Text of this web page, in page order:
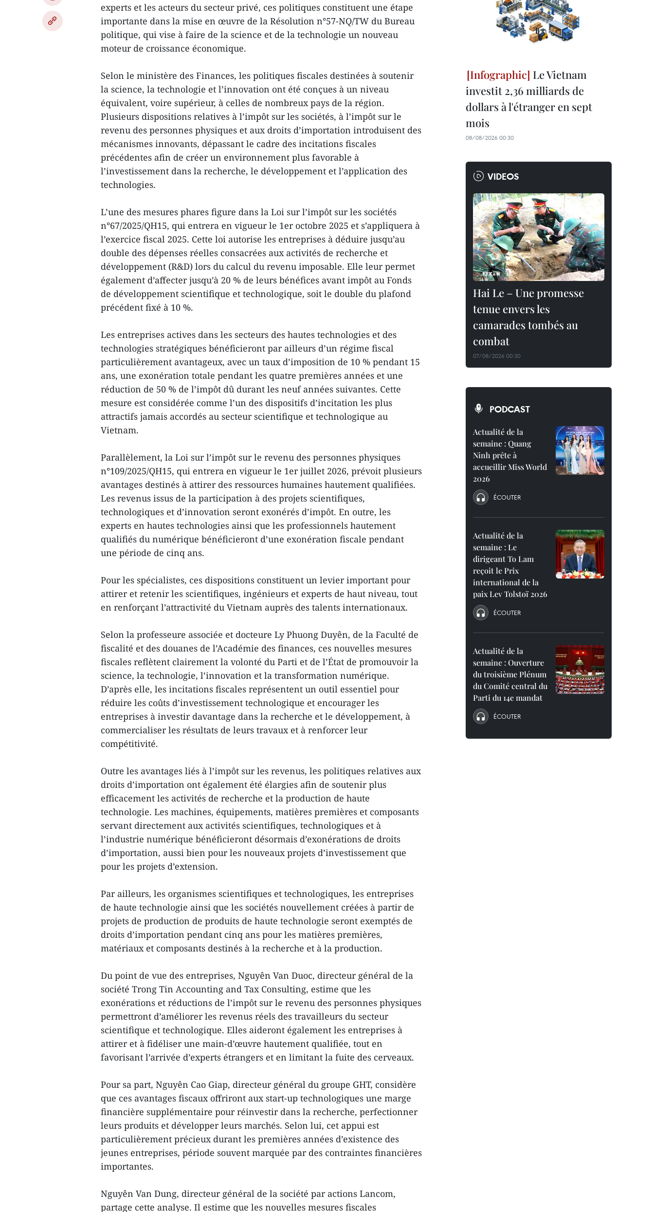
experts et les acteurs du secteur privé, ces politiques constituent une étape
importante dans la mise en œuvre de la Résolution n°57-NQ/TW du Bureau
politique, qui vise à faire de la science et de la technologie un nouveau
moteur de croissance économique.
Selon le ministère des Finances, les politiques fiscales destinées à soutenir
la science, la technologie et l’innovation ont été conçues à un niveau
équivalent, voire supérieur, à celles de nombreux pays de la région.
Plusieurs dispositions relatives à l’impôt sur les sociétés, à l’impôt sur le
revenu des personnes physiques et aux droits d’importation introduisent des
mécanismes innovants, dépassant le cadre des incitations fiscales
précédentes afin de créer un environnement plus favorable à
l’investissement dans la recherche, le développement et l’application des
technologies.
L’une des mesures phares figure dans la Loi sur l’impôt sur les sociétés
n°67/2025/QH15, qui entrera en vigueur le 1er octobre 2025 et s’appliquera à
l’exercice fiscal 2025. Cette loi autorise les entreprises à déduire jusqu’au
double des dépenses réelles consacrées aux activités de recherche et
développement (R&D) lors du calcul du revenu imposable. Elle leur permet
également d’affecter jusqu’à 20 % de leurs bénéfices avant impôt au Fonds
de développement scientifique et technologique, soit le double du plafond
précédent fixé à 10 %.
Les entreprises actives dans les secteurs des hautes technologies et des
technologies stratégiques bénéficieront par ailleurs d’un régime fiscal
particulièrement avantageux, avec un taux d’imposition de 10 % pendant 15
ans, une exonération totale pendant les quatre premières années et une
réduction de 50 % de l’impôt dû durant les neuf années suivantes. Cette
mesure est considérée comme l’un des dispositifs d’incitation les plus
attractifs jamais accordés au secteur scientifique et technologique au
Vietnam.
Parallèlement, la Loi sur l’impôt sur le revenu des personnes physiques
n°109/2025/QH15, qui entrera en vigueur le 1er juillet 2026, prévoit plusieurs
avantages destinés à attirer des ressources humaines hautement qualifiées.
Les revenus issus de la participation à des projets scientifiques,
technologiques et d’innovation seront exonérés d’impôt. En outre, les
experts en hautes technologies ainsi que les professionnels hautement
qualifiés du numérique bénéficieront d’une exonération fiscale pendant
une période de cinq ans.
Pour les spécialistes, ces dispositions constituent un levier important pour
attirer et retenir les scientifiques, ingénieurs et experts de haut niveau, tout
en renforçant l’attractivité du Vietnam auprès des talents internationaux.
Selon la professeure associée et docteure Ly Phuong Duyên, de la Faculté de
fiscalité et des douanes de l’Académie des finances, ces nouvelles mesures
fiscales reflètent clairement la volonté du Parti et de l’État de promouvoir la
science, la technologie, l’innovation et la transformation numérique.
D’après elle, les incitations fiscales représentent un outil essentiel pour
réduire les coûts d’investissement technologique et encourager les
entreprises à investir davantage dans la recherche et le développement, à
commercialiser les résultats de leurs travaux et à renforcer leur
compétitivité.
Outre les avantages liés à l’impôt sur les revenus, les politiques relatives aux
droits d’importation ont également été élargies afin de soutenir plus
efficacement les activités de recherche et la production de haute
technologie. Les machines, équipements, matières premières et composants
servant directement aux activités scientifiques, technologiques et à
l’industrie numérique bénéficieront désormais d’exonérations de droits
d’importation, aussi bien pour les nouveaux projets d’investissement que
pour les projets d’extension.
Par ailleurs, les organismes scientifiques et technologiques, les entreprises
de haute technologie ainsi que les sociétés nouvellement créées à partir de
projets de production de produits de haute technologie seront exemptés de
droits d’importation pendant cinq ans pour les matières premières,
matériaux et composants destinés à la recherche et à la production.
Du point de vue des entreprises, Nguyên Van Duoc, directeur général de la
société Trong Tin Accounting and Tax Consulting, estime que les
exonérations et réductions de l’impôt sur le revenu des personnes physiques
permettront d’améliorer les revenus réels des travailleurs du secteur
scientifique et technologique. Elles aideront également les entreprises à
attirer et à fidéliser une main-d’œuvre hautement qualifiée, tout en
favorisant l’arrivée d’experts étrangers et en limitant la fuite des cerveaux.
Pour sa part, Nguyên Cao Giap, directeur général du groupe GHT, considère
que ces avantages fiscaux offriront aux start-up technologiques une marge
financière supplémentaire pour réinvestir dans la recherche, perfectionner
leurs produits et développer leurs marchés. Selon lui, cet appui est
particulièrement précieux durant les premières années d’existence des
jeunes entreprises, période souvent marquée par des contraintes financières
importantes.
Nguyên Van Dung, directeur général de la société par actions Lancom,
partage cette analyse. Il estime que les nouvelles mesures fiscales
Le Vietnam
investit 2,36 milliards de
dollars à l'étranger en sept
mois
08/08/2026 00:30
VIDEOS
Hai Le – Une promesse
tenue envers les
camarades tombés au
combat
07/08/2026 00:30
PODCAST
Actualité de la
semaine : Quang
Ninh prête à
accueillir Miss World
2026
ÉCOUTER
Actualité de la
semaine : Le
dirigeant To Lam
reçoit le Prix
international de la
paix Lev Tolstoï 2026
ÉCOUTER
Actualité de la
semaine : Ouverture
du troisième Plénum
du Comité central du
Parti du 14e mandat
ÉCOUTER